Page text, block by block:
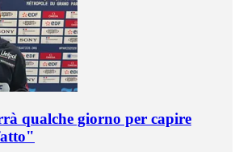
qualche giorno per capire